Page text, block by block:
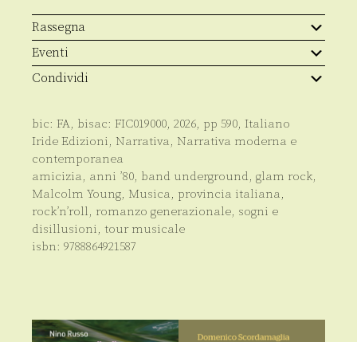
Malcolm
Young
quantità
Rassegna
Eventi
Condividi
bic: FA, bisac: FIC019000, 2026, pp 590, Italiano
Iride Edizioni, Narrativa, Narrativa moderna e
contemporanea
amicizia, anni ’80, band underground, glam rock,
Malcolm Young, Musica, provincia italiana,
rock’n’roll, romanzo generazionale, sogni e
disillusioni, tour musicale
isbn: 9788864921587